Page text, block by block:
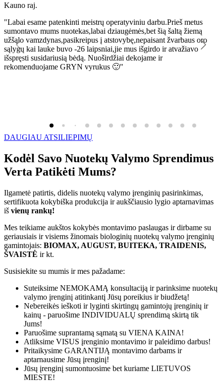
Kauno raj.
"Labai esame patenkinti meistrų operatyviniu darbu.Prieš metus
sumontavo mums nuotekas,labai dziaugėmės,bet šią šaltą žiemą
užšąlo vamzdynas,pasikreipus į atstovybę,nepaisant žvarbaus oro
sąlygų kai lauke buvo -26 laipsniai,jie mus išgirdo ir atvažiavo
išspręsti susidariusią bėdą. Nuoširdžiai dekojame ir
rekomenduojame GRYN vyrukus 🙂"
DAUGIAU ATSILIEPIMŲ
Kodėl Savo Nuotekų Valymo Sprendimus
Verta Patikėti Mums?
Ilgametė patirtis, didelis nuotekų valymo įrenginių pasirinkimas,
sertifikuota kokybiška produkcija ir aukščiausio lygio aptarnavimas
iš vienų rankų!
Mes teikiame aukštos kokybės montavimo paslaugas ir dirbame su
geriausiais ir visiems žinomais biologinių nuotekų valymo įrenginių
gamintojais: BIOMAX, AUGUST, BUITEKA, TRAIDENIS,
ŠVAISTĖ ir kt.
Susisiekite su mumis ir mes pažadame:
Suteiksime NEMOKAMĄ konsultaciją ir parinksime nuotekų
valymo įrenginį atitinkantį Jūsų poreikius ir biudžetą!
Nebereikės ieškoti ir lyginti skirtingų gamintojų įrenginių ir
kainų - paruošime INDIVIDUALŲ sprendimą skirtą tik
Jums!
Paruošime suprantamą sąmatą su VIENA KAINA!
Atliksime VISUS įrenginio montavimo ir paleidimo darbus!
Pritaikysime GARANTIJĄ montavimo darbams ir
aptarnausime Jūsų įrenginį!
Jūsų įrenginį sumontuosime bet kuriame LIETUVOS
MIESTE!